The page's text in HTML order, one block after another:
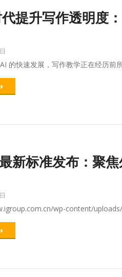
提升写作透明
的快速发展，写作教学正在经历
新标准发布：聚
wp-content/